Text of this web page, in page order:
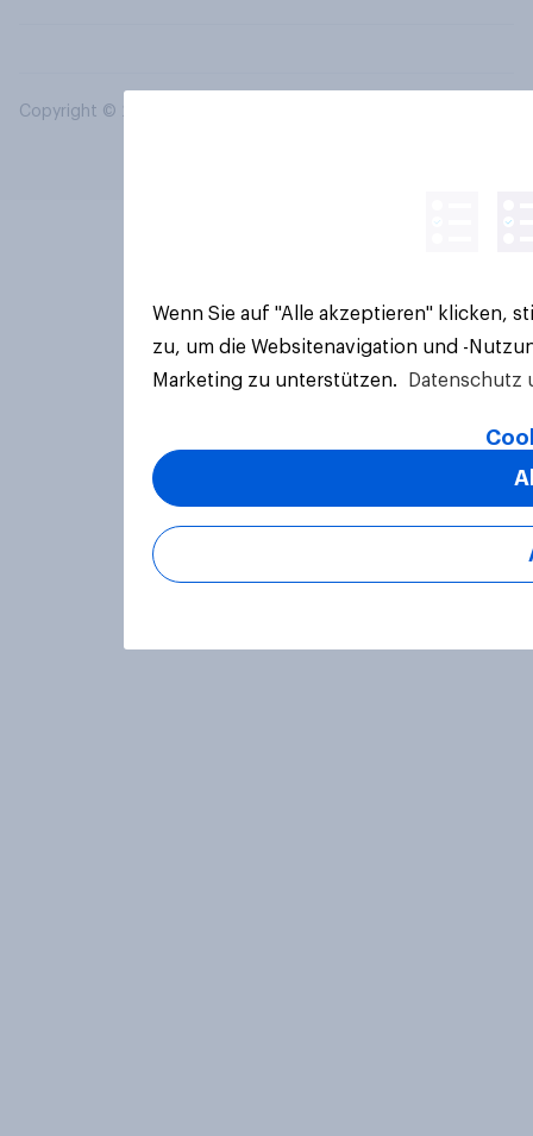
Copyright © 2026 YouGov PLC. Alle Rechte vorbehalten.
Wenn Sie auf "Alle akzeptieren" klicken,
zu, um die Websitenavigation und -
Marketing zu unterstützen.
Datenschutz